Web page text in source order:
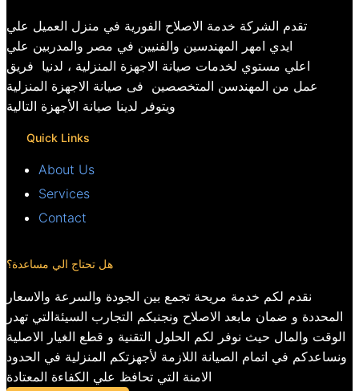
تقدم الشركة خدمة الاصلاح الفورية في منزل العميل علي
ايدي امهر المهندسين والفنيين في مصر والمدربين علي
اعلي مستوي لخدمات صيانة الاجهزة المنزلية ، لدنيا فريق
عمل من المهندسن المتخصصين فى صيانة الاجهزة المنزلية
ويتوفر لدينا صيانة الأجهزة التالية
Quick Links
About Us
Services
Contact
هل تحتاج الي مساعدة؟
نقدم لكم خدمة مريحة تجمع بين الجودة والسرعة والاسعار
المحددة و ضمان مابعد الاصلاح ونجنبكم التجارب السيئةالتي تهدر
الوقت والمال حيث نوفر لكم الحلول التقنية و قطع الغيار الاصلية
ونساعدكم في اتمام الصيانة اللازمة لأجهزتكم المنزلية في الحدود
الامنة التي تحافظ علي الكفاءة المعتادة